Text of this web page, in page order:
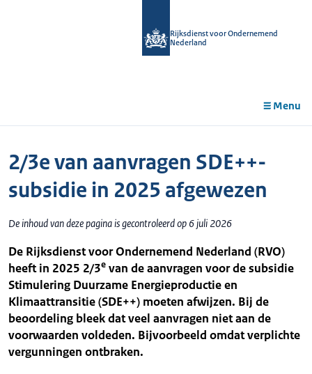
Rijksdienst voor Ondernemend
Nederland
Menu
2/3e van aanvragen SDE++-
subsidie in 2025 afgewezen
De inhoud van deze pagina is gecontroleerd op 6 juli 2026
De Rijksdienst voor Ondernemend Nederland (RVO)
heeft in 2025 2/3e van de aanvragen voor de subsidie
Stimulering Duurzame Energieproductie en
Klimaattransitie (SDE++) moeten afwijzen. Bij de
beoordeling bleek dat veel aanvragen niet aan de
voorwaarden voldeden. Bijvoorbeeld omdat verplichte
vergunningen ontbraken.